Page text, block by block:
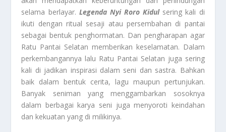
selama berlayar. Legenda Nyi Roro Kidulsering kali di
ikuti dengan ritual sesaji atau persembahan di pantai
sebagai bentuk penghormatan. Dan pengharapan agar
Ratu Pantai Selatan memberikan keselamatan. Dalam
perkembangannya lalu Ratu Pantai Selatan juga sering
kali di jadikan inspirasi dalam seni dan sastra. Bahkan
baik dalam bentuk cerita, lagu maupun pertunjukan.
Banyak seniman yang menggambarkan sosoknya
dalam berbagai karya seni juga menyoroti keindahan
dan kekuatan yang di milikinya.